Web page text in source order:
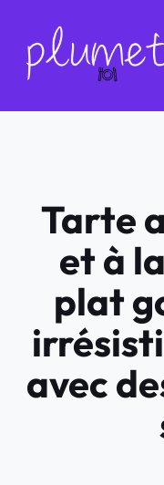
contenu
Tarte
et à
plat
avec